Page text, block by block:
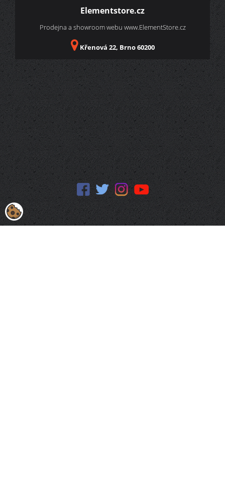
Elementstore.cz
Prodejna a showroom webu www.ElementStore.cz
Křenová 22, Brno 60200